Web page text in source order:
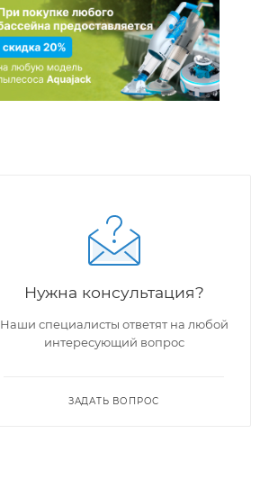
Нужна консультация?
Наши специалисты ответят на любой
интересующий вопрос
ЗАДАТЬ ВОПРОС